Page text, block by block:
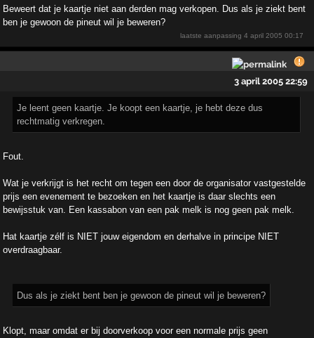
Beweert dat je kaartje niet aan derden mag verkopen. Dus als je ziekt bent
ben je gewoon de pineut wil je beweren?
laatste aanpassing4 april 2005 00:17
3 april 2005 22:59
Je leent geen kaartje. Je koopt een kaartje, je hebt deze dus
rechtmatig verkregen.
Fout.
Wat je verkrijgt is het recht om tegen een door de organisator vastgestelde
prijs een evenement te bezoeken en het kaartje is daar slechts een
bewijsstuk van. Een kassabon van een pak melk is nog geen pak melk.
Hat kaartje zélf is NIET jouw eigendom en derhalve in principe NIET
overdraagbaar.
Dus als je ziekt bent ben je gewoon de pineut wil je beweren?
Klopt, maar omdat er bij doorverkoop voor een normale prijs geen